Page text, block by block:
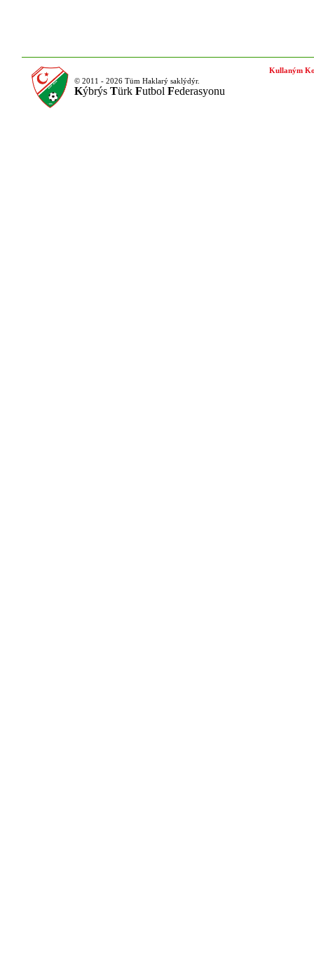
© 2011 - 2026 Tüm Haklarý saklýdýr.
Kýbrýs Türk Futbol Federasyonu
Kullaným